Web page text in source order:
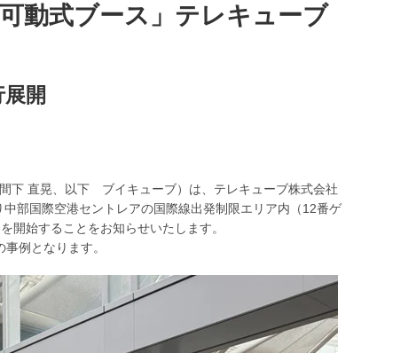
動式ブース」テレキューブ
開
下 直晃、以下 ブイキューブ）は、テレキューブ株式会社
部国際空港セントレアの国際線出発制限エリア内（12番ゲ
開始することをお知らせいたします。
例となります。